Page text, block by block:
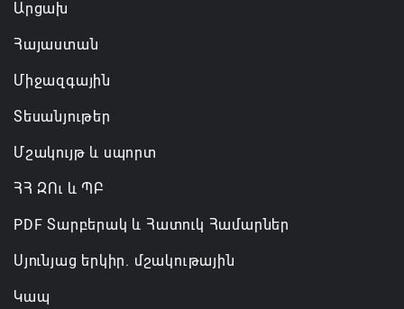
Արցախ
Հայաստան
Միջազգային
Տեսանյութեր
Մշակույթ և սպորտ
ՀՀ ԶՈւ և ՊԲ
PDF Տարբերակ և Հատուկ Համարներ
Սյունյաց երկիր. մշակութային
Կապ